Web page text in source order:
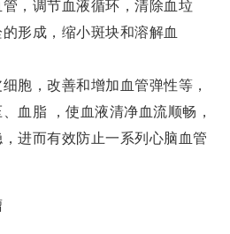
，调节血液循环，清除血垃
形成，缩小斑块和溶解血
胞，改善和增加血管弹性等，
血脂 ，使血液清净血流顺畅，
进而有效防止一系列心脑血管